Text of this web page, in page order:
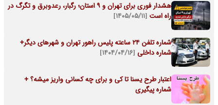
هشدار فوری برای تهران و ۹ استان؛ رگبار، رعدوبرق و تگرگ در
راه است [۱۴۰۵/۰۵/۱۱]
شماره تلفن ۲۴ ساعته پلیس راهور تهران و شهرهای دیگر+
شماره داخلی [۱۴۰۴/۰۴/۱۶]
اعتبار طرح یسنا تا کی و برای چه کسانی واریز میشه؟ +
شماره پیگیری